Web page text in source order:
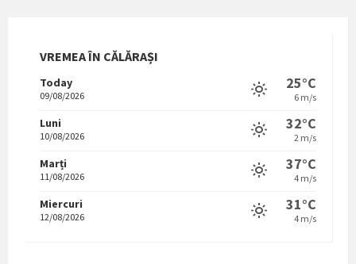
VREMEA ÎN CĂLĂRAȘI
Today
09/08/2026
25°C
6 m/s
Luni
10/08/2026
32°C
2 m/s
Marți
11/08/2026
37°C
4 m/s
Miercuri
12/08/2026
31°C
4 m/s